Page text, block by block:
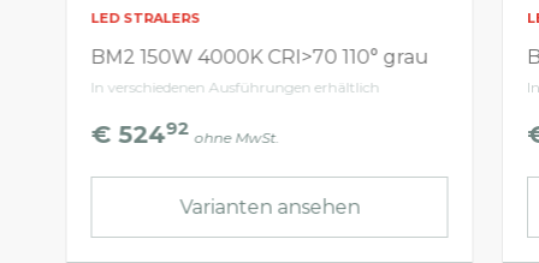
LED STRALERS
BM2 150W 4000K CRI>70 110° grau
In verschiedenen Ausführungen erhältlich
€ 52492 ohne MwSt.
Varianten ansehen